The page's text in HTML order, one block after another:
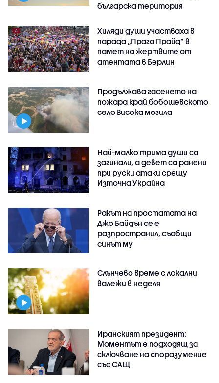
българска територия
Хиляди души участваха в
парада „Прага Прайд“ в
памет на жертвите от
атентата в Берлин
Продължава гасенето на
пожара край бобошевското
село Висока могила
Най-малко трима души са
загинали, а девет са ранени
при руски атаки срещу
Източна Украйна
Ракът на простатата на
Джо Байдън се е
разпространил, съобщи
синът му
Слънчево време с локални
валежи в неделя
Иранският президент:
Моментът е подходящ за
сключване на споразумение
със САЩ